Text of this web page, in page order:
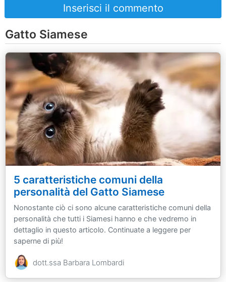
Inserisci il commento
Gatto Siamese
5 caratteristiche comuni della
personalità del Gatto Siamese
Nonostante ciò ci sono alcune caratteristiche comuni della
personalità che tutti i Siamesi hanno e che vedremo in
dettaglio in questo articolo. Continuate a leggere per
saperne di più!
dott.ssa Barbara Lombardi